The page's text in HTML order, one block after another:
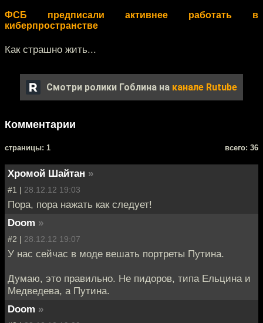
ФСБ предписали активнее работать в
киберпространстве
Как страшно жить...
Смотри ролики Гоблина на канале Rutube
Комментарии
cтраницы: 1 всего: 36
Хромой Шайтан »
#1 | 28.12.12 19:03
Пора, пора нажать как следует!
Doom »
#2 | 28.12.12 19:07
У нас сейчас в моде вешать портреты Путина.
Думаю, это правильно. Не пидоров, типа Ельцина и
Медведева, а Путина.
Doom »